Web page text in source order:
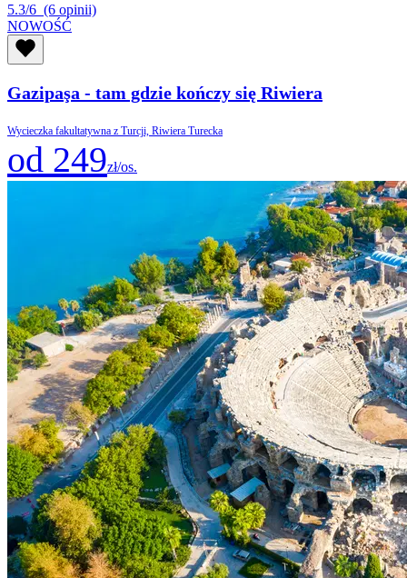
5.3/6 (6 opinii)
NOWOŚĆ
Gazipaşa - tam gdzie kończy się Riwiera
Wycieczka fakultatywna z Turcji, Riwiera Turecka
od 249zł/os.